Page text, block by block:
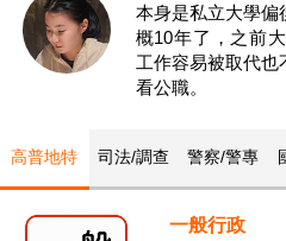
本身是私立大學偏
概10年了，之前
工作容易被取代也
看公職。
高普地特 司法/調查 警察/警專
一般行政